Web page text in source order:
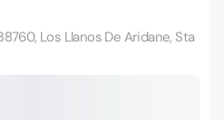
Los Llanos De Aridane, Sta